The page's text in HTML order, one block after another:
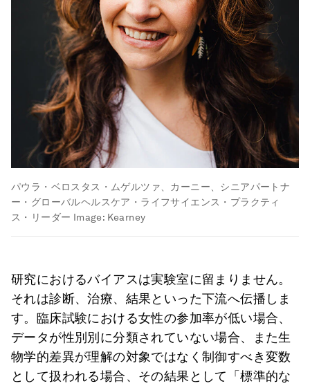
パウラ・ベロスタス・ムゲルツァ、カーニー、シニアパートナ
ー・グローバルヘルスケア・ライフサイエンス・プラクティ
ス・リーダー Image: Kearney
研究におけるバイアスは実験室に留まりません。
それは診断、治療、結果といった下流へ伝播しま
す。臨床試験における女性の参加率が低い場合、
データが性別別に分類されていない場合、また生
物学的差異が理解の対象ではなく制御すべき変数
として扱われる場合、その結果として「標準的な